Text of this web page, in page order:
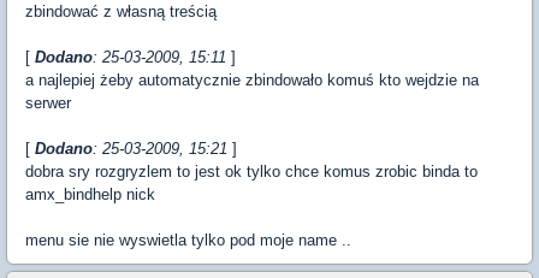
zbindować z własną treścią
[ Dodano: 25-03-2009, 15:11 ]
a najlepiej żeby automatycznie zbindowało komuś kto wejdzie na
serwer
[ Dodano: 25-03-2009, 15:21 ]
dobra sry rozgryzlem to jest ok tylko chce komus zrobic binda to
amx_bindhelp nick
menu sie nie wyswietla tylko pod moje name ..